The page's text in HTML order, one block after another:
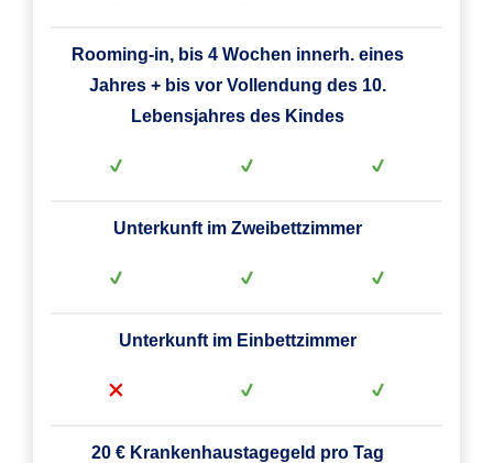
Rooming-in, bis 4 Wochen innerh. eines
Jahres + bis vor Vollendung des 10.
Lebensjahres des Kindes
Unterkunft im Zweibettzimmer
Unterkunft im Einbettzimmer
20 € Krankenhaustagegeld pro Tag